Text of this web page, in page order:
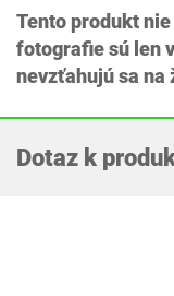
Tento produkt
fotografie sú len
nevzťahujú sa na
Dotaz k